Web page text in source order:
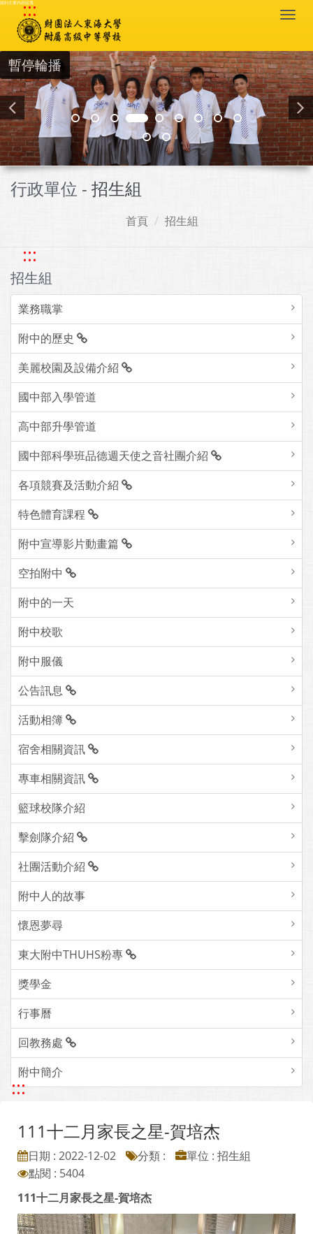
跳到主要內容區塊
:::
暫停輪播
行政單位 - 招生組
首頁 招生組
:::
招生組
業務職掌
附中的歷史
美麗校園及設備介紹
國中部入學管道
高中部升學管道
國中部科學班品德週天使之音社團介紹
各項競賽及活動介紹
特色體育課程
附中宣導影片動畫篇
空拍附中
附中的一天
附中校歌
附中服儀
公告訊息
活動相簿
宿舍相關資訊
專車相關資訊
籃球校隊介紹
擊劍隊介紹
社團活動介紹
附中人的故事
懷恩夢尋
東大附中THUHS粉專
獎學金
行事曆
回教務處
附中簡介
:::
111十二月家長之星-賀培杰
日期 : 2022-12-02 分類 :
單位 : 招生組
點閱 : 5404
111十二月家長之星-賀培杰